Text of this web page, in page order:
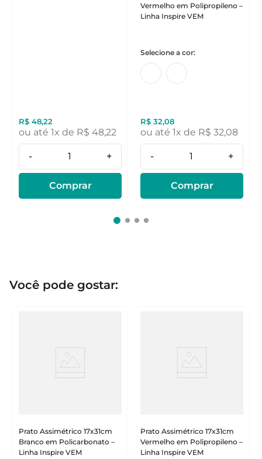
R$ 48,22
ou até 1x de R$ 48,22
- +
Comprar
Vermelho em Polipropileno –
Linha Inspire VEM
R$ 32,08
ou até 1x de R$ 32,08
- +
Comprar
Você pode gostar:
Prato Assimétrico 17x31cm
Branco em Policarbonato –
Linha Inspire VEM
Prato Assimétrico 17x31cm
Vermelho em Polipropileno –
Linha Inspire VEM